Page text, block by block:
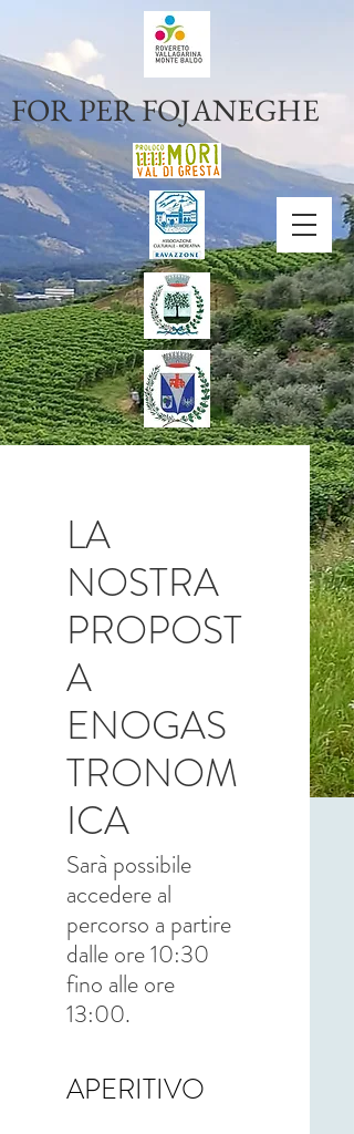
FOR PER FOJANEGHE
LA
NOSTRA
PROPOST
A
ENOGAS
TRONOM
ICA
Sarà possibile
accedere al
percorso a partire
dalle ore 10:30
fino alle ore
13:00.
APERITIVO